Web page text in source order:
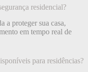
residencial?
a proteger sua casa,
em tempo real de
para residências?